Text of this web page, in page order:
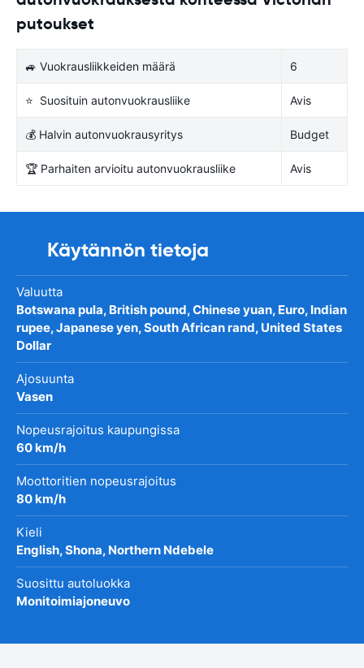
putoukset
🚙 Vuokrausliikkeiden määrä 6
⭐ Suosituin autonvuokrausliike Avis
💰 Halvin autonvuokrausyritys Budget
🏆 Parhaiten arvioitu autonvuokrausliike Avis
Käytännön tietoja
Valuutta
Botswana pula, British pound, Chinese yuan, Euro, Indian
rupee, Japanese yen, South African rand, United States
Dollar
Ajosuunta
Vasen
Nopeusrajoitus kaupungissa
60 km/h
Moottoritien nopeusrajoitus
80 km/h
Kieli
English, Shona, Northern Ndebele
Suosittu autoluokka
Monitoimiajoneuvo